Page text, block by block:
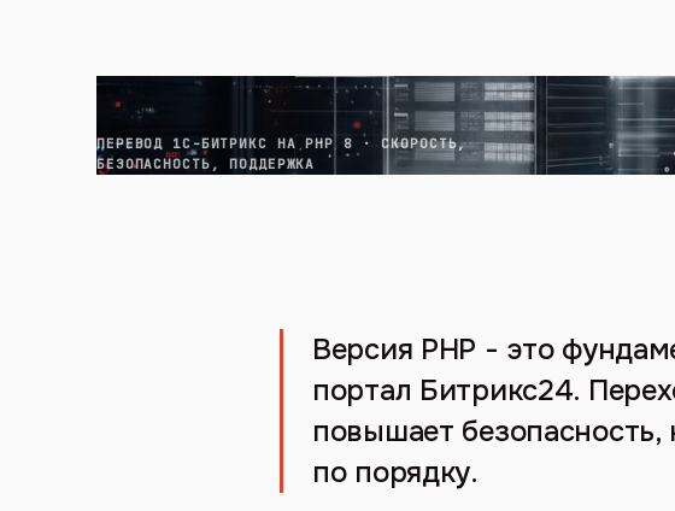
ПЕРЕВОД 1С-БИТРИКС НА PHP 8 · СКОРОСТЬ,
БЕЗОПАСНОСТЬ, ПОДДЕРЖКА
Версия PHP - это
портал Битрикс24.
повышает безопасность,
по порядку.